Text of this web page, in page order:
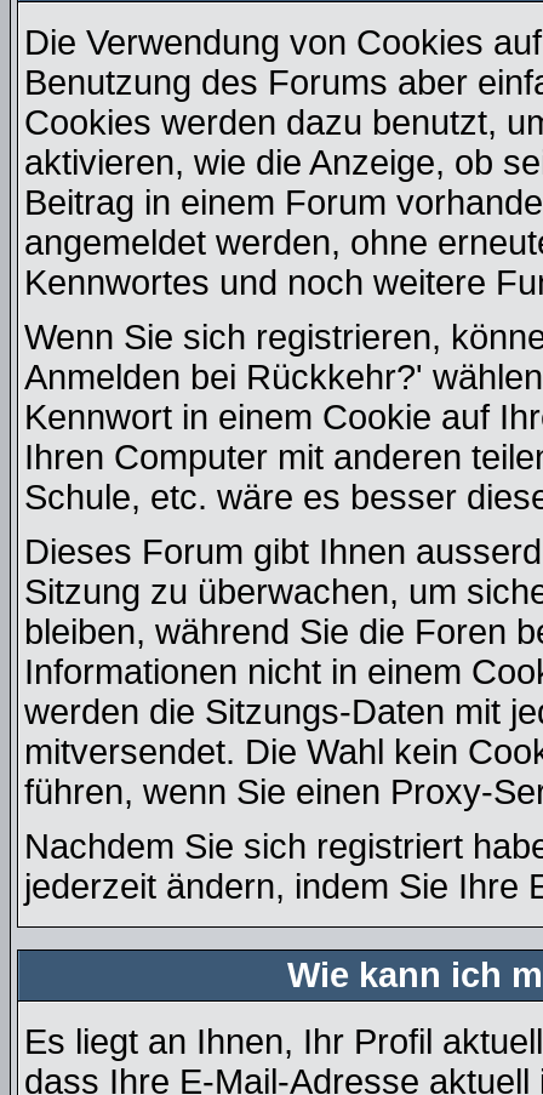
Die Verwendung von Cookies
Benutzung des Forums aber
Cookies werden dazu benutzt,
aktivieren, wie die Anzeige, ob
Beitrag in einem Forum
angemeldet werden, ohne
Kennwortes und noch weitere
Wenn Sie sich registrieren,
Anmelden bei Rückkehr?'
Kennwort in einem Cookie auf
Ihren Computer mit anderen
Schule, etc. wäre es besser
Dieses Forum gibt Ihnen
Sitzung zu überwachen, um
bleiben, während Sie die Foren
Informationen nicht in einem
werden die Sitzungs-Daten mit
mitversendet. Die Wahl kein
führen, wenn Sie einen Proxy-
Nachdem Sie sich registriert
jederzeit ändern, indem Sie Ihre
Wie kann ich
Es liegt an Ihnen, Ihr Profil
dass Ihre E-Mail-Adresse